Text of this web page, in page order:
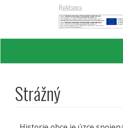
Reklama
Strážný